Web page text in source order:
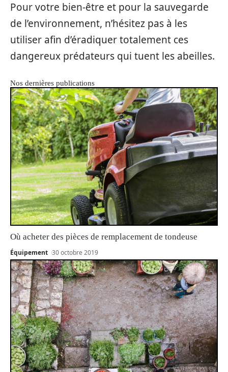
Pour votre bien-être et pour la sauvegarde
de l’environnement, n’hésitez pas à les
utiliser afin d’éradiquer totalement ces
dangereux prédateurs qui tuent les abeilles.
Nos dernières publications
Où acheter des pièces de remplacement de tondeuse
Équipement 30 octobre 2019